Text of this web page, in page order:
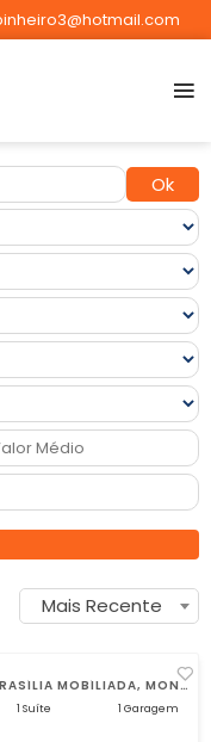
Ok
Mais Recente
MONT
1 Suíte 1 Garagem